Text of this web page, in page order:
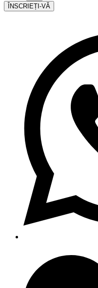
ÎNSCRIEȚI-VĂ